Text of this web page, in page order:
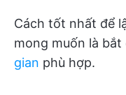
Cách tốt nhất để
mong muốn là bắt
gian phù hợp.